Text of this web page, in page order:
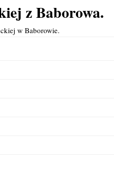
z Baborowa.
w Baborowie.